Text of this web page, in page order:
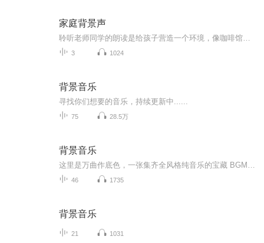
家庭背景声
3 1024
背景音乐
寻找你们想要的音乐，持续更新中......
75 28.5万
背景音乐
46 1735
背景音乐
21 1031